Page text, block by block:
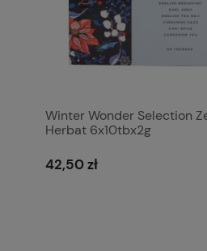
Winter Wonder Selection
Herbat 6x10tbx2g
42,50 zł